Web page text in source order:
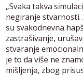
„Svaka takva
negiranje
su svakodnevna
zastrašivanje,
stvaranje
je to da više ne
mišljenja, zbog